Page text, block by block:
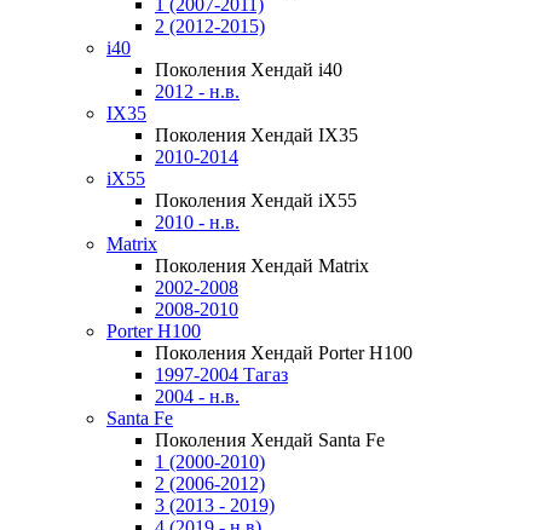
1 (2007-2011)
2 (2012-2015)
i40
Поколения Хендай i40
2012 - н.в.
IX35
Поколения Хендай IX35
2010-2014
iX55
Поколения Хендай iX55
2010 - н.в.
Matrix
Поколения Хендай Matrix
2002-2008
2008-2010
Porter H100
Поколения Хендай Porter H100
1997-2004 Тагаз
2004 - н.в.
Santa Fe
Поколения Хендай Santa Fe
1 (2000-2010)
2 (2006-2012)
3 (2013 - 2019)